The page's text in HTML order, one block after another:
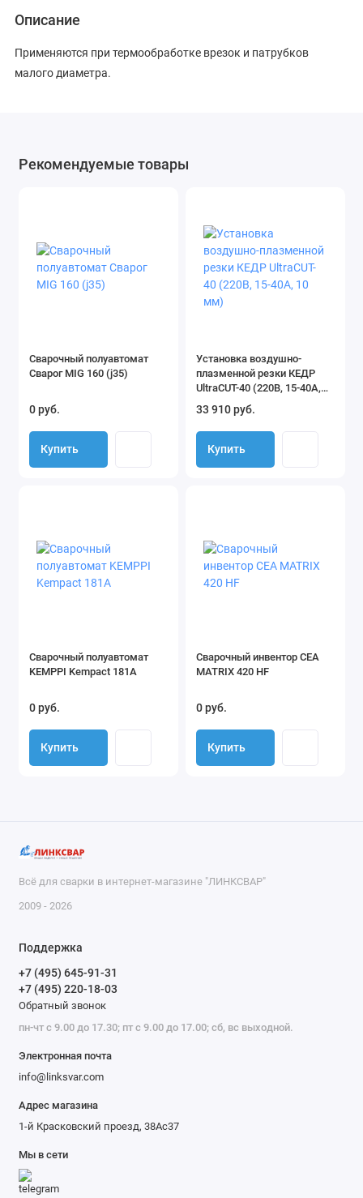
Описание
Применяются при термообработке врезок и патрубков
малого диаметра.
Рекомендуемые товары
Сварочный полуавтомат
Сварог MIG 160 (j35)
0 руб.
Купить
Установка воздушно-
плазменной резки КЕДР
UltraCUT-40 (220В, 15-40А,
33 910 руб.
Купить
Сварочный полуавтомат
KEMPPI Kempact 181A
0 руб.
Купить
Сварочный инвентор CEA
MATRIX 420 HF
0 руб.
Купить
Всё для сварки в интернет-магазине "ЛИНКСВАР"
2009 - 2026
Поддержка
+7 (495) 645-91-31
+7 (495) 220-18-03
Обратный звонок
пн-чт с 9.00 до 17.30; пт с 9.00 до 17.00; сб, вс выходной.
Электронная почта
info@linksvar.com
Адрес магазина
1-й Красковский проезд, 38Ас37
Мы в сети